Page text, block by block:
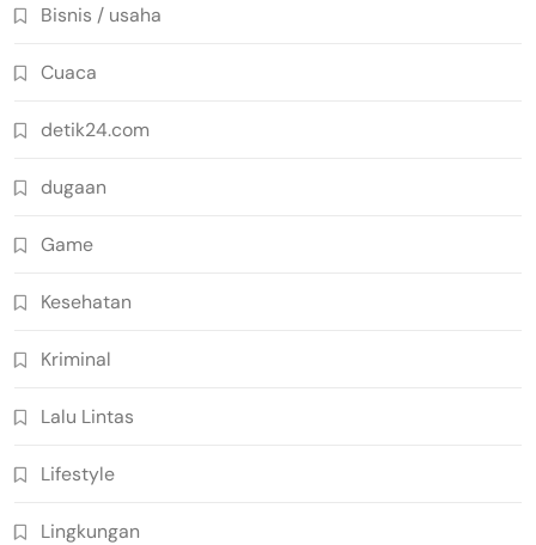
Bisnis / usaha
Cuaca
detik24.com
dugaan
Game
Kesehatan
Kriminal
Lalu Lintas
Lifestyle
Lingkungan